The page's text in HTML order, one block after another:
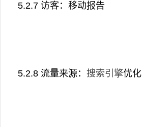
5.2.7 访客：移动报告
5.2.8 流量来源： 搜索引擎优化